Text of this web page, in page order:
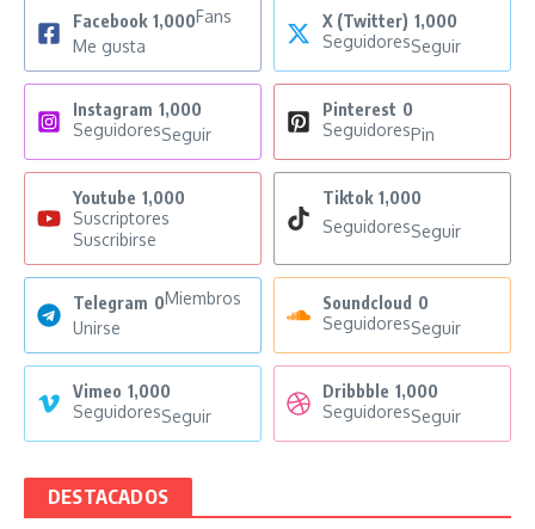
Facebook 1,000Fans
Me gusta
X (Twitter) 1,000
SeguidoresSeguir
Instagram 1,000
SeguidoresSeguir
Pinterest 0
SeguidoresPin
Youtube 1,000
Suscriptores
Suscribirse
Tiktok 1,000
SeguidoresSeguir
Telegram 0Miembros
Unirse
Soundcloud 0
SeguidoresSeguir
Vimeo 1,000
SeguidoresSeguir
Dribbble 1,000
SeguidoresSeguir
DESTACADOS